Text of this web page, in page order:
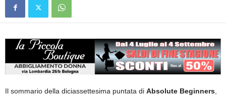
Il sommario della diciassettesima puntata di Absolute Beginners